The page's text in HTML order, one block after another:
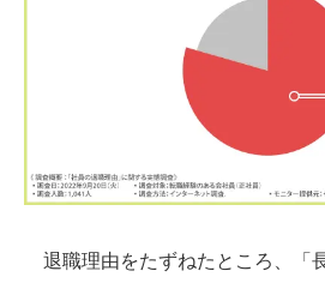
退職理由をたずねたところ、「